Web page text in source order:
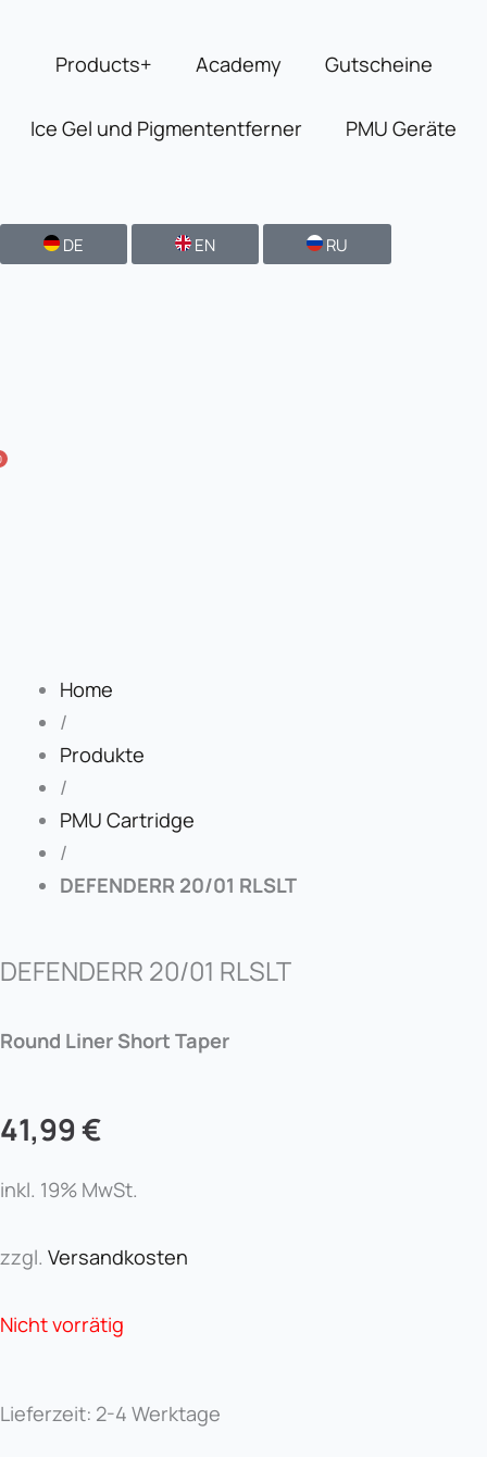
springen
Products+ Academy Gutscheine
Ice Gel und Pigmententferner PMU Geräte
DE EN RU
Home
/
Produkte
/
PMU Cartridge
/
DEFENDERR 20/01 RLSLT
DEFENDERR 20/01 RLSLT
Round Liner Short Taper
41,99€
inkl. 19% MwSt.
zzgl. Versandkosten
Nicht vorrätig
Lieferzeit: 2-4 Werktage